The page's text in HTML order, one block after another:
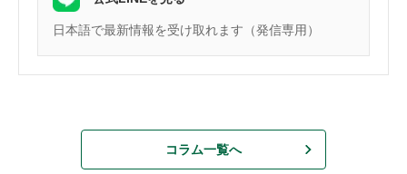
日本語で最新情報を受け取れます（発信専用）
コラム一覧へ